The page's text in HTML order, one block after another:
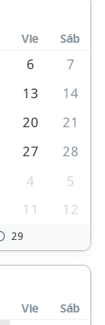
Vie Sáb
6
7
13
14
20
21
27
28
4
5
11 12
29
Vie Sáb